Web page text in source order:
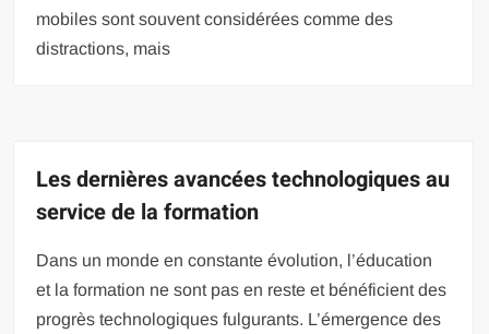
mobiles sont souvent considérées comme des
distractions, mais
Les dernières avancées technologiques au
service de la formation
Dans un monde en constante évolution, l’éducation
et la formation ne sont pas en reste et bénéficient des
progrès technologiques fulgurants. L’émergence des